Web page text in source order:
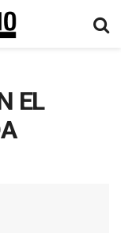
EL